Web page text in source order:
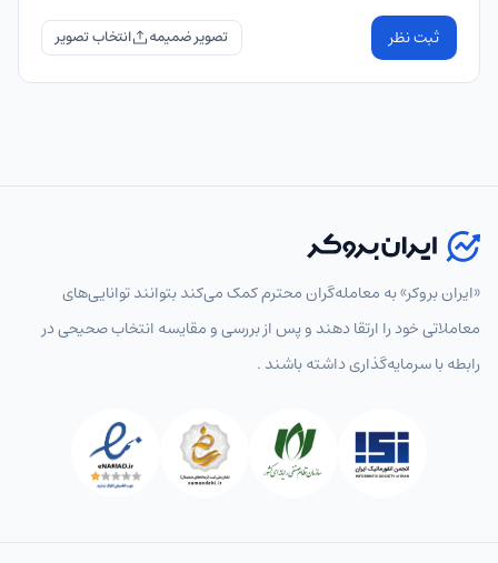
ثبت نظر تصویر ضمیمه
«ایران بروکر» به معامله‌گران محترم کمک می‌کند بتوانند توانایی‌های
معاملاتی خود را ارتقا دهند و پس از بررسی و مقایسه انتخاب‌ صحیحی در
رابطه با سرمایه‌گذاری داشته باشند .